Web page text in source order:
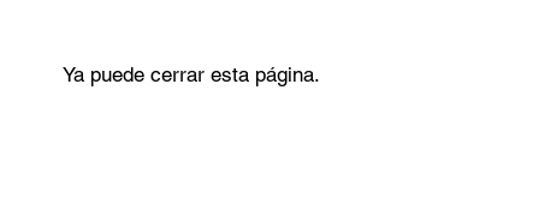
Ya puede cerrar esta página.